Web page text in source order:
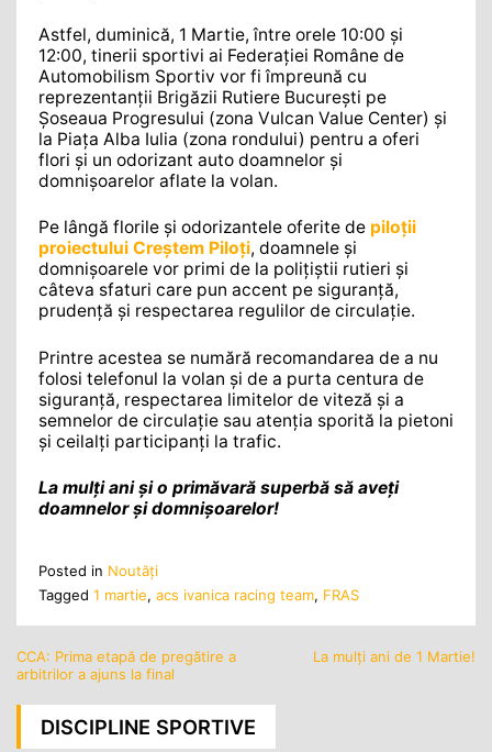
Astfel, duminică, 1 Martie, între orele 10:00 și
12:00, tinerii sportivi ai Federației Române de
Automobilism Sportiv vor fi împreună cu
reprezentanții Brigăzii Rutiere București pe
Șoseaua Progresului (zona Vulcan Value Center) și
la Piața Alba Iulia (zona rondului) pentru a oferi
flori și un odorizant auto doamnelor și
domnișoarelor aflate la volan.
Pe lângă florile și odorizantele oferite de piloții
proiectului Creștem Piloți, doamnele și
domnișoarele vor primi de la polițiștii rutieri și
câteva sfaturi care pun accent pe siguranță,
prudență și respectarea regulilor de circulație.
Printre acestea se numără recomandarea de a nu
folosi telefonul la volan și de a purta centura de
siguranță, respectarea limitelor de viteză și a
semnelor de circulație sau atenția sporită la pietoni
și ceilalți participanți la trafic.
La mulți ani și o primăvară superbă să aveți
doamnelor și domnișoarelor!
Posted in Noutăţi
Tagged 1 martie, acs ivanica racing team, FRAS
Navigare
articole
CCA: Prima etapă de pregătire a
arbitrilor a ajuns la final
La mulți ani de 1 Martie!
DISCIPLINE SPORTIVE